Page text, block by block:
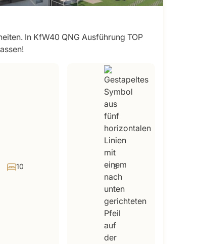
In KfW40 QNG Ausführung TOP
10 3